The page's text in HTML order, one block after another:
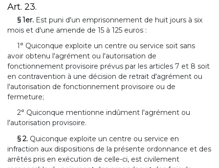
Art. 23.
§ 1er. Est puni d'un emprisonnement de huit jours à six
mois et d'une amende de 15 à 125 euros :
1° Quiconque exploite un centre ou service soit sans
avoir obtenu l'agrément ou l'autorisation de
fonctionnement provisoire prévus par les articles 7 et 8 soit
en contravention à une décision de retrait d'agrément ou
l'autorisation de fonctionnement provisoire ou de
fermeture;
2° Quiconque mentionne indûment l'agrément ou
l'autorisation provisoire.
§ 2. Quiconque exploite un centre ou service en
infraction aux dispositions de la présente ordonnance et des
arrêtés pris en exécution de celle-ci, est civilement